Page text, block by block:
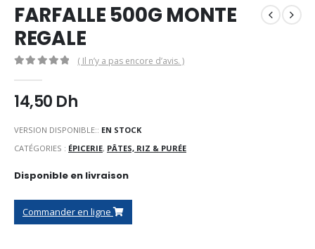
FARFALLE 500G MONTE
REGALE
( Il n’y a pas encore d’avis. )
14,50 Dh
VERSION DISPONIBLE:: EN STOCK
CATÉGORIES : ÉPICERIE, PÂTES, RIZ & PURÉE
Disponible en livraison
Commander en ligne